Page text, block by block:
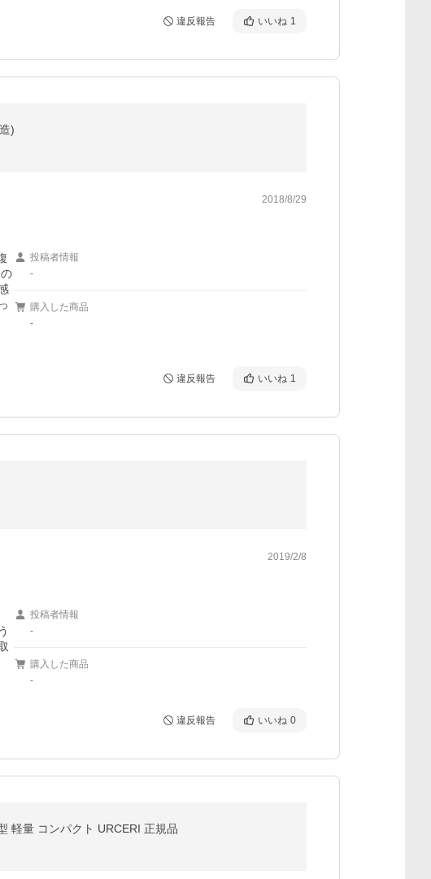
違反報告 いいね 1
)
2018/8/29
投稿者情報
-
購入した商品
-
違反報告 いいね 1
2019/2/8
投稿者情報
-
購入した商品
-
違反報告 いいね 0
軽量 コンパクト URCERI 正規品